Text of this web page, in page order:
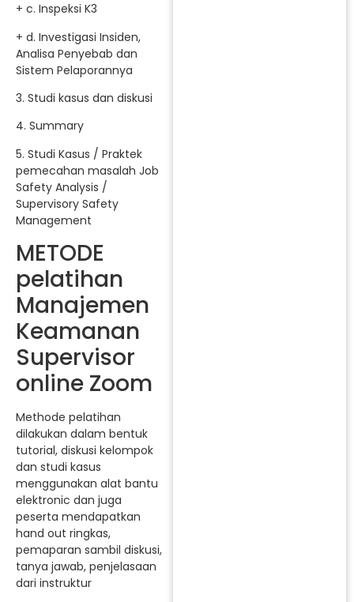
+ c. Inspeksi K3
+ d. Investigasi Insiden,
Analisa Penyebab dan
Sistem Pelaporannya
3. Studi kasus dan diskusi
4. Summary
5. Studi Kasus / Praktek
pemecahan masalah Job
Safety Analysis /
Supervisory Safety
Management
METODE
pelatihan
Manajemen
Keamanan
Supervisor
online Zoom
Methode pelatihan
dilakukan dalam bentuk
tutorial, diskusi kelompok
dan studi kasus
menggunakan alat bantu
elektronic dan juga
peserta mendapatkan
hand out ringkas,
pemaparan sambil diskusi,
tanya jawab, penjelasaan
dari instruktur